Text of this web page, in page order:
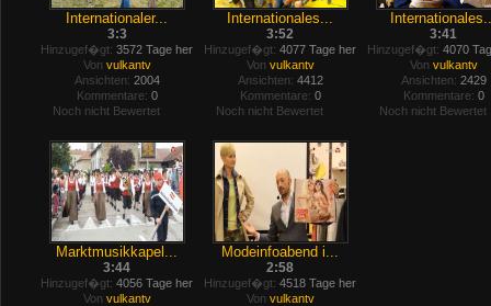
Internationaler...
3:3
Hinzugef�gt: 3572 Tage her
Von vulkantv
Ansichten: 2004
Kommentare: 0
Noch nicht Bewertet
Internationales...
3:52
Hinzugef�gt: 4077 Tage her
Von vulkantv
Ansichten: 4412
Kommentare: 0
Noch nicht Bewertet
3:41
Hinzugef�gt: 4070
Von vulkantv
Ansichten: 2429
Kommentare: 0
Noch nicht Bewertet
Marktmusikkapel...
3:44
Hinzugef�gt: 4056 Tage her
Von vulkantv
Modeinfoabend i...
2:58
Hinzugef�gt: 4518 Tage her
Von vulkantv